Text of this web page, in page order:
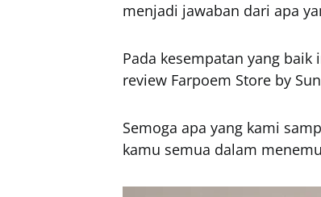
menjadi jawaban dari apa
Pada kesempatan yang
review Farpoem Store by
Semoga apa yang kami
kamu semua dalam